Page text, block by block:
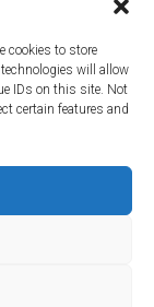
cookies to store
will allow
IDs on this site. Not
certain features and
in place.